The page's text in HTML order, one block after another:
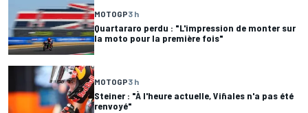
MOTOGP3 h
Quartararo perdu : "L'impression de monter sur
la moto pour la première fois"
MOTOGP3 h
Steiner : "À l'heure actuelle, Viñales n'a pas été
renvoyé"